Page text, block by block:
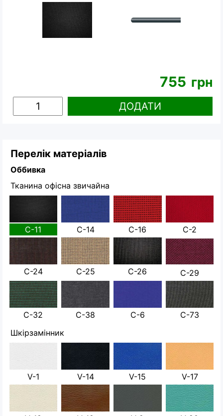
755 грн
ДОДАТИ
Перелік матеріалів
Оббивка
Тканина офісна звичайна
С-11 С-14 С-16 С-2
С-24 С-25 С-26 С-29
С-32 С-38 С-6
С-73
Шкірзамінник
V-1 V-14 V-15 V-17